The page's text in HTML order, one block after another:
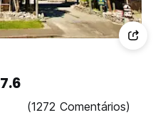
7.6
(1272 Comentários)